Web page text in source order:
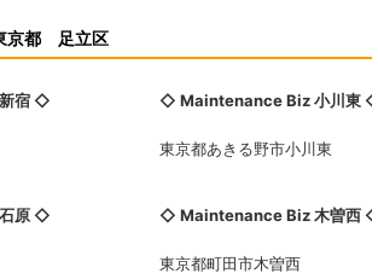
京都 足立区
新宿 ◇ ◇ Maintenance Biz小川東
東京都あきる野市小川東
原 ◇ ◇ Maintenance Biz木曽西
東京都町田市木曽西